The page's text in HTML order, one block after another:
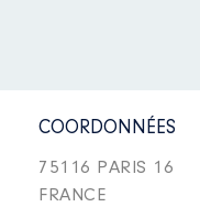
COORDONNÉES
75116 PARIS 16
FRANCE